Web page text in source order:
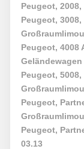
Peugeot, 2008,
Peugeot, 3008,
Peugeot, 4008
Peugeot, 5008,
Peugeot,
Peugeot,
03.13